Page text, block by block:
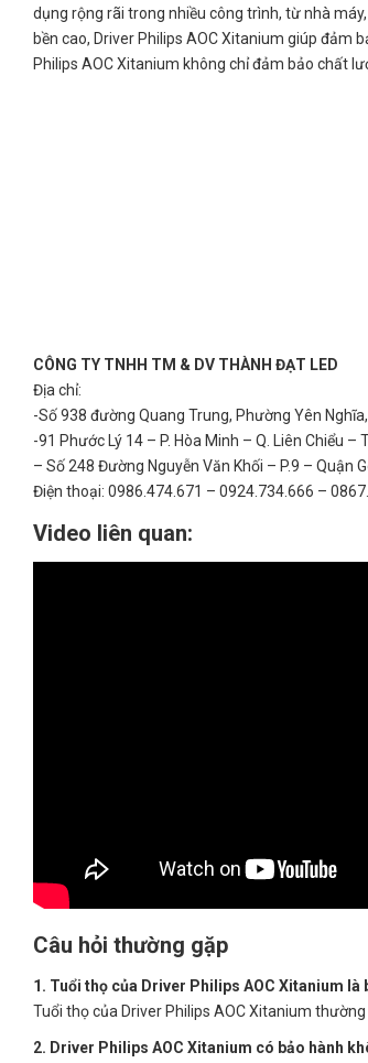
dụng rộng rãi trong nhiều công trình, từ nhà
bền cao, Driver Philips AOC Xitanium giúp đảm
Philips AOC Xitanium không chỉ đảm bảo chất
CÔNG TY TNHH TM & DV THÀNH ĐẠT LED
Địa chỉ:
-Số 938 đường Quang Trung, Phường Yên
-91 Phước Lý 14 – P. Hòa Minh – Q. Liên Chiểu –
– Số 248 Đường Nguyễn Văn Khối – P.9 – Quận
Điện thoại: 0986.474.671 – 0924.734.666 –
Video liên quan:
Câu hỏi thường gặp
1. Tuổi thọ của Driver Philips AOC Xitanium là
Tuổi thọ của Driver Philips AOC Xitanium
2. Driver Philips AOC Xitanium có bảo hành